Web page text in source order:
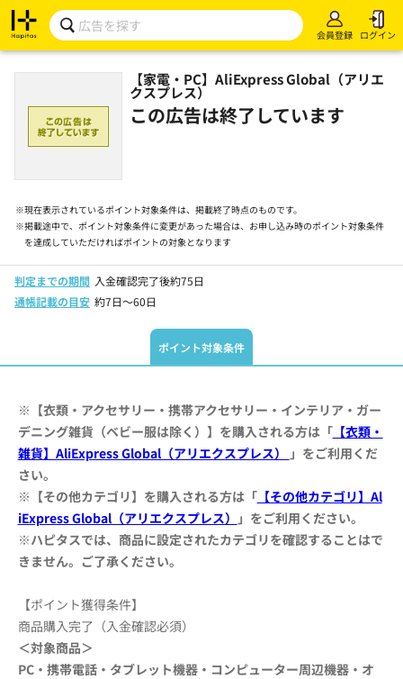
会員登録 ログイン
【家電・PC】AliExpress Global（アリエ
クスプレス）
この広告は終了しています
※現在表示されているポイント対象条件は、掲載終了時点のものです。
※掲載途中で、ポイント対象条件に変更があった場合は、お申し込み時のポイント対象条件
を達成していただければポイントの対象となります
判定までの期間 入金確認完了後約75日
通帳記載の目安 約7日～60日
ポイント対象条件
※【衣類・アクセサリー・携帯アクセサリー・インテリア・ガー
デニング雑貨（ベビー服は除く） 】を購入 される方は「【衣類・
雑貨】AliExpress Global（アリエクスプレス）
」をご利用くだ
さい。
※【その他カテゴリ】を購入 される方は「【その他カテゴリ】Al
iExpress Global（アリエクスプレス） 」をご利用ください。
※ハピタスでは、商品に設定されたカテゴリを確認することはで
きません。ご了承ください。
【ポイント獲得条件】
商品購入完了（入金確認必須）
＜対象商品＞
PC・携帯電話・タブレット機器・コンピューター周辺機器・オ